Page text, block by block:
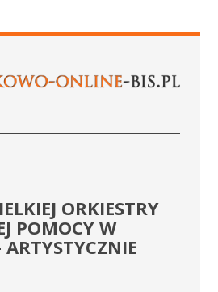
ORKIESTRY
POMOCY W
ARTYSTYCZNIE